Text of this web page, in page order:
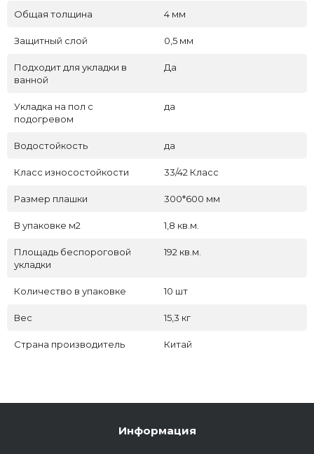
Общая толщина 4 мм
Защитный слой 0,5 мм
Подходит для укладки в
ванной
Да
Укладка на пол c
подогревом
да
Водостойкость да
Класс износостойкости 33/42 Класс
Размер плашки 300*600 мм
В упаковке м2 1,8 кв.м.
Площадь беспороговой
укладки
192 кв.м.
Количество в упаковке 10 шт
Вес 15,3 кг
Страна производитель Китай
Информация